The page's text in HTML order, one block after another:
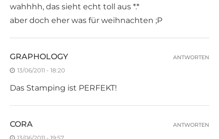
wahhhh, das sieht echt toll aus *.*
aber doch eher was für weihnachten ;P
GRAPHOLOGY
13/06/2011 - 18:20
Das Stamping ist PERFEKT!
ANTWORTEN
CORA ANTWORTEN